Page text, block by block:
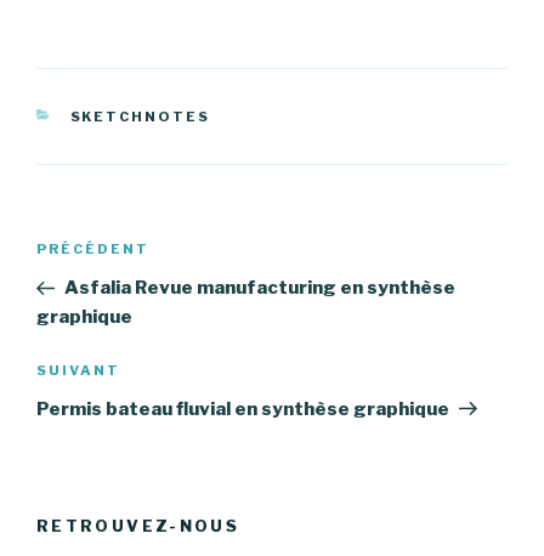
CATÉGORIES
SKETCHNOTES
Navigation
l’article
Article
précédent
PRÉCÉDENT
Asfalia Revue manufacturing en synthèse
graphique
Article
suivant
SUIVANT
Permis bateau fluvial en synthèse graphique
RETROUVEZ-NOUS